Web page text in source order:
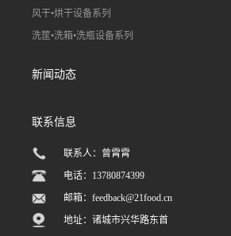
风干•烘干设备系列
洗筐•洗箱•洗瓶设备系列
新闻动态
联系信息
联系人：曾霄霄
电话：13780874399
邮箱：feedback@21food.cn
地址：诸城市兴华路东首